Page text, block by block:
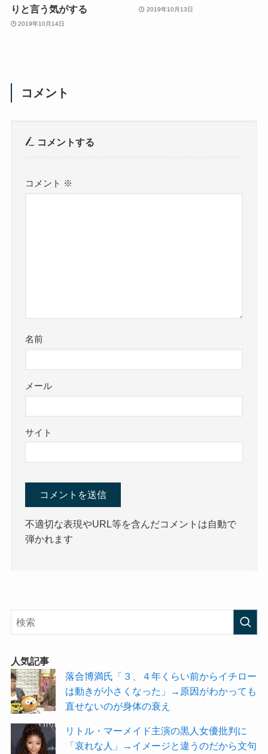
りと言う気がする
2019年10月14日
2019年10月13日
コメント
コメントする
コメント ※
名前
メール
サイト
不適切な表現やURL等を含んだコメントは自動で
弾かれます
人気記事
落合博満氏「３、４年くらい前からイチロー
は動きが小さくなった」→原因がわかっても
直せないのが身体の衰え
リトル・マーメイド主演の黒人女優批判に
「哀れな人」→イメージと違うのだから文句